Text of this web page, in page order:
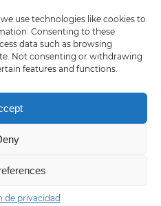
use technologies like cookies to
Consenting to these
data such as browsing
Not consenting or withdrawing
features and functions.
de privacidad
que esquían
policy